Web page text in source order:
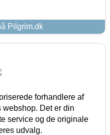
Pilgrim.dk
forhandlere af
Det er din
service og de originale
udvalg.